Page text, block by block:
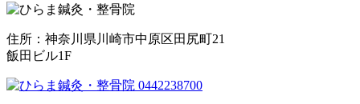
住所：神奈川県川崎市中原区田尻町21
飯田ビル1F